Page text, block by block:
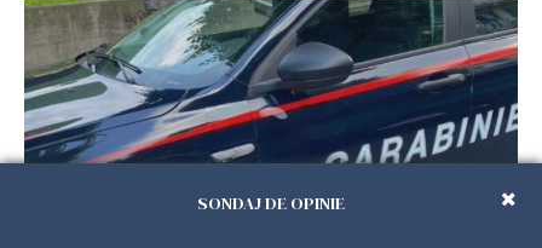
SONDAJ DE OPINIE